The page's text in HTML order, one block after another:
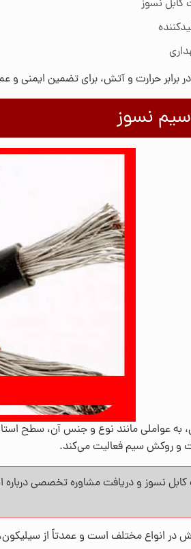
کابل نسوز
برابر حرارت و آتش، برای تضمین ایمنی و
نسوز
به عواملی مانند نوع و جنس آن، سطح
و روکش سیم فعالیت می‌کند.
کابل نسوز و دریافت مشاوره تخصصی درباره
در انواع مختلف است و عمدتاً از